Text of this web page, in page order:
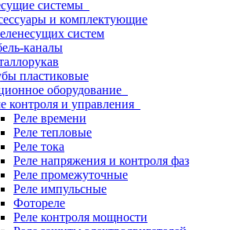
системы
и комплектующие
систем
каналы
пластиковые
оборудование
контроля и управления
Реле времени
Реле тепловые
Реле тока
Реле напряжения и контроля фаз
Реле промежуточные
Реле импульсные
Фотореле
Реле контроля мощности